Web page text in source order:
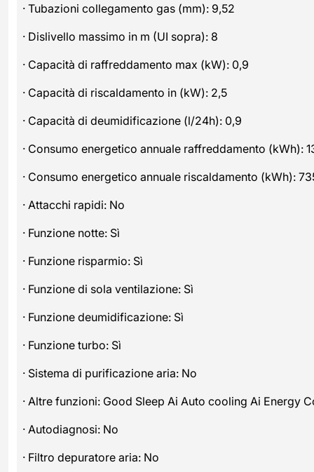
· Tubazioni collegamento gas (mm): 9,52
· Dislivello massimo in m (UI sopra): 8
· Capacità di raffreddamento max (kW): 0,9
· Capacità di riscaldamento in (kW): 2,5
· Capacità di deumidificazione (l/24h): 0,9
· Consumo energetico annuale raffreddamento (kWh):
· Consumo energetico annuale riscaldamento (kWh):
· Attacchi rapidi: No
· Funzione notte: Sì
· Funzione risparmio: Sì
· Funzione di sola ventilazione: Sì
· Funzione deumidificazione: Sì
· Funzione turbo: Sì
· Sistema di purificazione aria: No
· Altre funzioni: Good Sleep Ai Auto cooling Ai Energy
· Autodiagnosi: No
· Filtro depuratore aria: No